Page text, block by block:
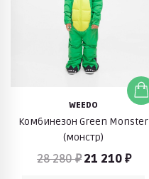
WEEDO
Комбинезон Green Monster
(монстр)
28 280 ₽ 21 210 ₽